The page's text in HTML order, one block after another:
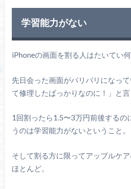
学習能力がない
iPhoneの画面を割る人はたいてい
先日会った画面がバリバリになっ
て修理したばっかりなのに！」と言
1回割ったら1.5〜3万円前後するの
うのは学習能力がないということ。
そして割る方に限ってアップルケ
ほとんど。